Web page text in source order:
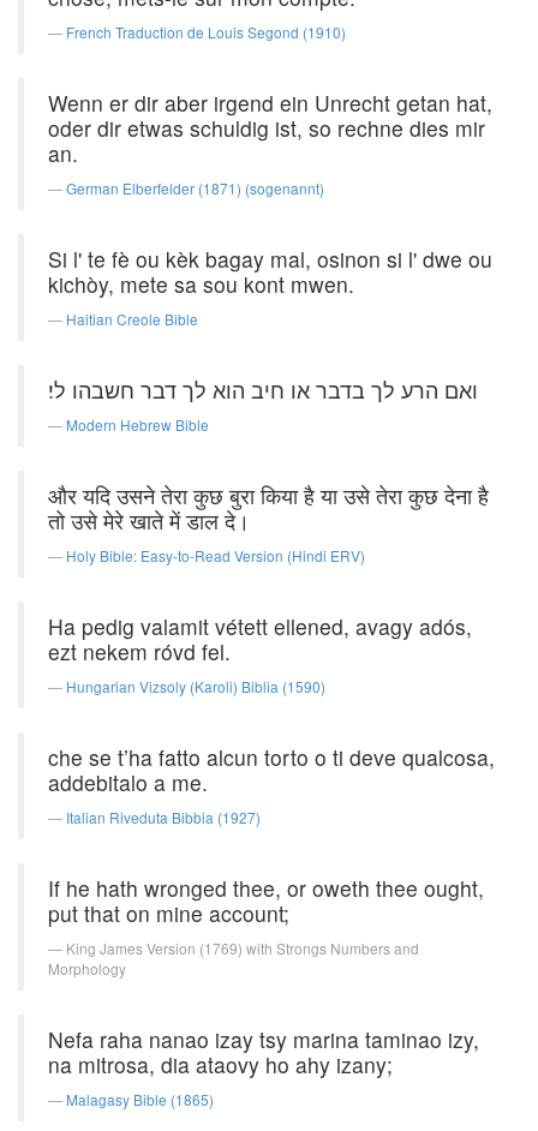
French Traduction de Louis Segond (1910)
Wenn er dir aber irgend ein Unrecht getan hat,
oder dir etwas schuldig ist, so rechne dies mir
an.
German Elberfelder (1871) (sogenannt)
Si l' te fè ou kèk bagay mal, osinon si l' dwe ou
kichòy, mete sa sou kont mwen.
Haitian Creole Bible
ואם הרע לך בדבר או חיב הוא לך דבר חשבהו לי׃
Modern Hebrew Bible
और यदि उसने तेरा कुछ बुरा किया है या उसे तेरा कुछ देना है
तो उसे मेरे खाते में डाल दे।
Holy Bible: Easy-to-Read Version (Hindi ERV)
Ha pedig valamit vétett ellened, avagy adós,
ezt nekem róvd fel.
Hungarian Vizsoly (Karoli) Biblia (1590)
che se t’ha fatto alcun torto o ti deve qualcosa,
addebitalo a me.
Italian Riveduta Bibbia (1927)
If he hath wronged thee, or oweth thee ought,
put that on mine account;
King James Version (1769) with Strongs Numbers and
Morphology
Nefa raha nanao izay tsy marina taminao izy,
na mitrosa, dia ataovy ho ahy izany;
Malagasy Bible (1865)